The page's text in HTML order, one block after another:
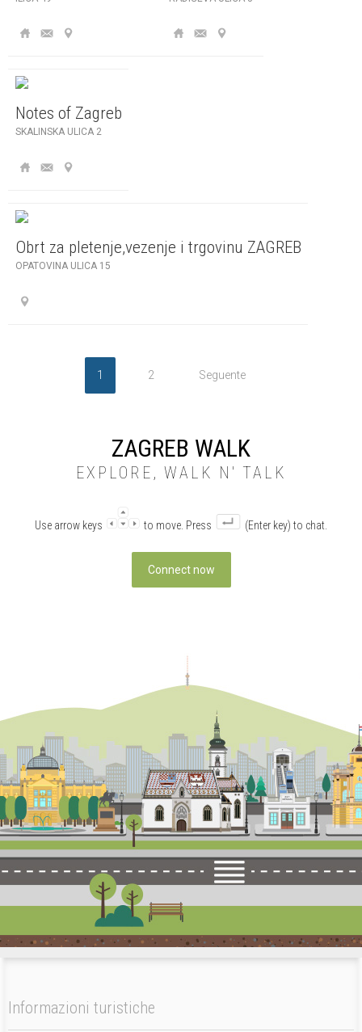
Notes of Zagreb
SKALINSKA ULICA 2
Obrt za pletenje,vezenje i trgovinu ZAGREB
OPATOVINA ULICA 15
1 2 Seguente
ZAGREB WALK
EXPLORE, WALK N' TALK
Use arrow keys to move. Press (Enter key) to chat.
Connect now
Informazioni turistiche